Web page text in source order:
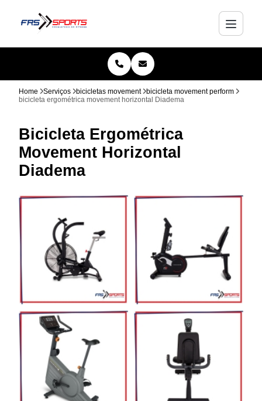
Home Serviços bicicletas movement
bicicleta movement perform
bicicleta ergométrica movement horizontal Diadema
Bicicleta Ergométrica
Movement Horizontal
Diadema